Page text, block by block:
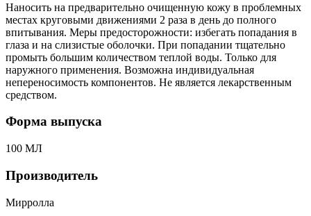
Наносить на предварительно очищенную кожу в проблемных
местах круговыми движениями 2 раза в день до полного
впитывания. Меры предосторожности: избегать попадания в
глаза и на слизистые оболочки. При попадании тщательно
промыть большим количеством теплой воды. Только для
наружного применения. Возможна индивидуальная
непереносимость компонентов. Не является лекарственным
средством.
Форма выпуска
100 МЛ
Производитель
Mирролла